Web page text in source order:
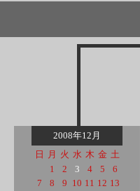
2008年12月
日
月 火 水 木 金 土
1
2 3 4 5
6
7
8 9 10 11 12 13